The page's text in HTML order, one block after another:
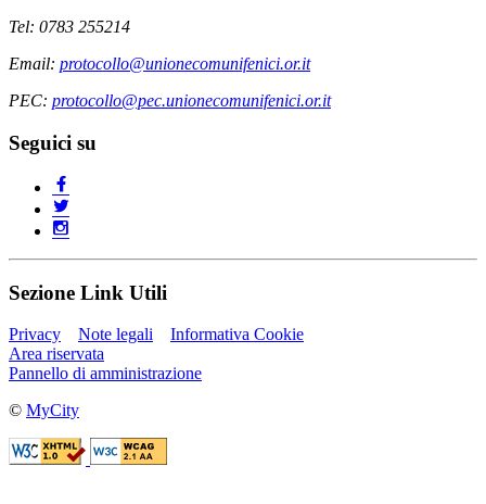
Tel: 0783 255214
Email: protocollo@unionecomunifenici.or.it
PEC: protocollo@pec.unionecomunifenici.or.it
Seguici su
Sezione Link Utili
Privacy Note legali
Informativa Cookie
Area riservata
Pannello di amministrazione
© MyCity